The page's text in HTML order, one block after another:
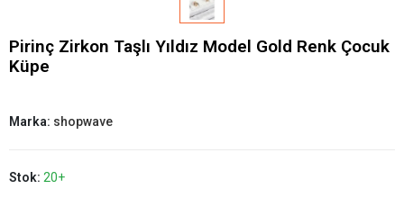
Pirinç Zirkon Taşlı Yıldız Model Gold Renk Çocuk
Küpe
Marka: shopwave
Stok: 20+